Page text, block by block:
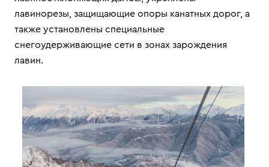
лавинорезы, защищающие опоры канатных дорог, а
также установлены специальные
снегоудерживающие сети в зонах зарождения
лавин.